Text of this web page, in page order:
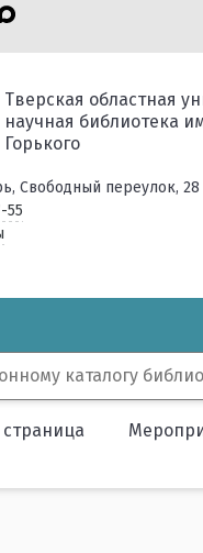
Тверская областная
научная библиотека
Горького
Свободный переулок, 28
55
страница